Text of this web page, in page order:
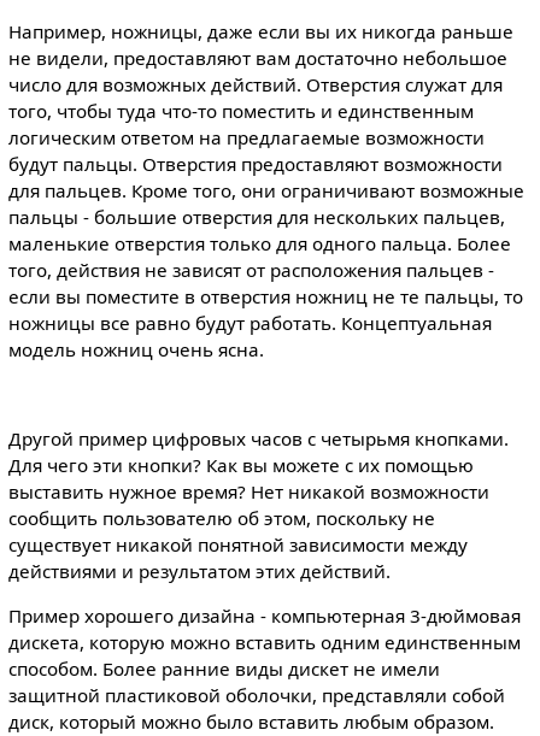
Например, ножницы, даже если вы их никогда раньше
не видели, предоставляют вам достаточно небольшое
число для возможных действий. Отверстия служат для
того, чтобы туда что-то поместить и единственным
логическим ответом на предлагаемые возможности
будут пальцы. Отверстия предоставляют возможности
для пальцев. Кроме того, они ограничивают возможные
пальцы - большие отверстия для нескольких пальцев,
маленькие отверстия только для одного пальца. Более
того, действия не зависят от расположения пальцев -
если вы поместите в отверстия ножниц не те пальцы, то
ножницы все равно будут работать. Концептуальная
модель ножниц очень ясна.
Другой пример цифровых часов с четырьмя кнопками.
Для чего эти кнопки? Как вы можете с их помощью
выставить нужное время? Нет никакой возможности
сообщить пользователю об этом, поскольку не
существует никакой понятной зависимости между
действиями и результатом этих действий.
Пример хорошего дизайна - компьютерная 3-дюймовая
дискета, которую можно вставить одним единственным
способом. Более ранние виды дискет не имели
защитной пластиковой оболочки, представляли собой
диск, который можно было вставить любым образом.